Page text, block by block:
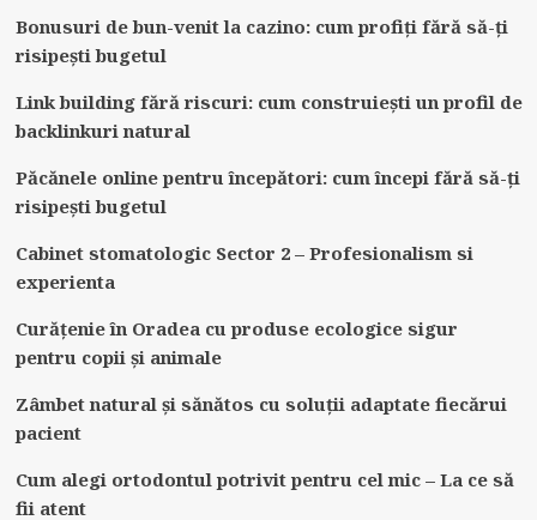
Bonusuri de bun-venit la cazino: cum profiți fără să-ți
risipești bugetul
Link building fără riscuri: cum construiești un profil de
backlinkuri natural
Păcănele online pentru începători: cum începi fără să-ți
risipești bugetul
Cabinet stomatologic Sector 2 – Profesionalism si
experienta
Curățenie în Oradea cu produse ecologice sigur
pentru copii și animale
Zâmbet natural și sănătos cu soluții adaptate fiecărui
pacient
Cum alegi ortodontul potrivit pentru cel mic – La ce să
fii atent